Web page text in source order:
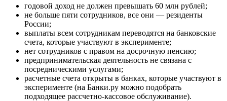
годовой доход не должен превышать 60 млн рублей;
не больше пяти сотрудников, все они — резиденты
России;
выплаты всем сотрудникам переводятся на банковские
счета, которые участвуют в эксперименте;
нет сотрудников с правом на досрочную пенсию;
предпринимательская деятельность не связана с
посредническими услугами;
расчетные счета открыты в банках, которые участвуют в
эксперименте (на Банки.ру можно подобрать
подходящее рассчетно-кассовое обслуживание).